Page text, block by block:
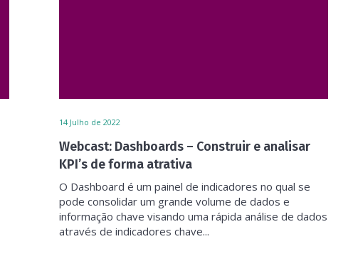
14 Julho de 2022
Webcast: Dashboards – Construir e analisar
KPI’s de forma atrativa
O Dashboard é um painel de indicadores no qual se
pode consolidar um grande volume de dados e
informação chave visando uma rápida análise de dados
através de indicadores chave...